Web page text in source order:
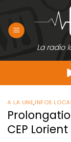
contenu
La radio
A LA UNE,INFOS
CEP